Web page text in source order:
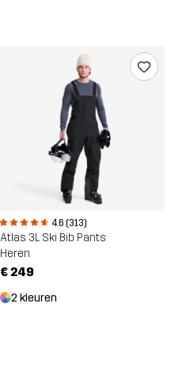
4.6 (313)
Atlas 3L Ski Bib Pants
Heren
€ 249
2 kleuren